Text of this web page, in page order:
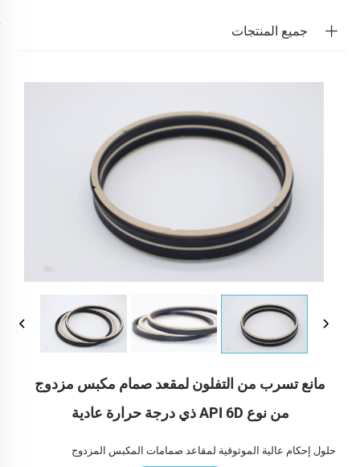
جميع المنتجات
مانع تسرب من التفلون لمقعد صمام مكبس مزدوج
من نوع API 6D ذي درجة حرارة عادية
حلول إحكام عالية الموثوقية لمقاعد صمامات المكبس المزدوج